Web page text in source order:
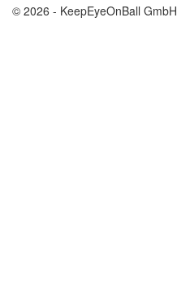
© 2026 - KeepEyeOnBall GmbH